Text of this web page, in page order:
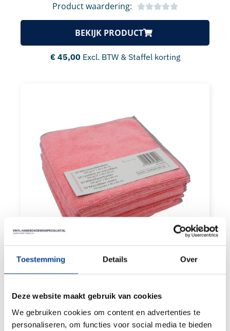
Toestemming Details Over
Deze website maakt gebruik van cookies
We gebruiken cookies om content en advertenties te
personaliseren, om functies voor social media te bieden
Product waardering:
BEKIJK PRODUCT
€45,00 Excl. BTW & Staffel korting
Aantal:
MICROVEZEL SCHOONMAAKDOEK ROZE
250G/M2 100 STUKS
BEKIJK PRODUCT